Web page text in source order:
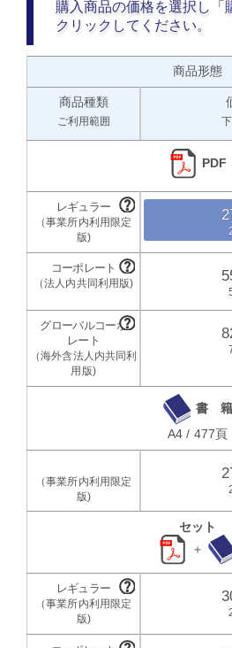
購入商品の価格を選択し「
クリックしてください。
商品形態
商品種類
ご利用範囲
PDF
書 籍
A4 / 477頁
セット
＋